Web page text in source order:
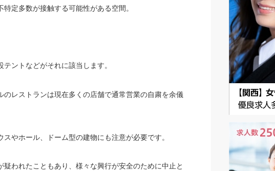
定多数が接触する可能性がある空間。
テント などがそれに該当します。
レストランは現在多くの店舗で通常営業の自粛を余儀
やホール、ドーム型の建物にも注意が必要です。
疑われたこともあり、様々な興行が安全のために中止と